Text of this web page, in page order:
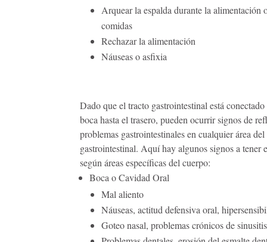
Arquear la espalda durante la alimentación
comidas
Rechazar la alimentación
Náuseas o asfixia
Dado que el tracto gastrointestinal está conectado
boca hasta el trasero, pueden ocurrir signos de
problemas gastrointestinales en cualquier área
gastrointestinal. Aquí hay algunos signos a tener
según áreas específicas del cuerpo:
Boca o Cavidad Oral
Mal aliento
Náuseas, actitud defensiva oral,
Goteo nasal, problemas crónicos de sinusitis